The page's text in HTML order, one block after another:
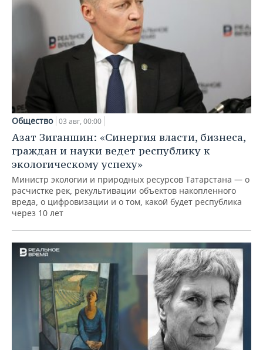
Общество 03 авг, 00:00
Азат Зиганшин: «Синергия власти, бизнеса,
граждан и науки ведет республику к
экологическому успеху»
Министр экологии и природных ресурсов Татарстана — о
расчистке рек, рекультивации объектов накопленного
вреда, о цифровизации и о том, какой будет республика
через 10 лет